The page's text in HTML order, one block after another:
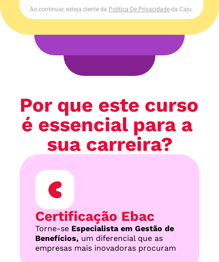
Ao continuar, esteja ciente da Política De Privacidade da Caju.
Por que este curso
é essencial para a
sua carreira?
Certificação Ebac
Torne-se Especialista em Gestão de
Benefícios, um diferencial que as
empresas mais inovadoras procuram